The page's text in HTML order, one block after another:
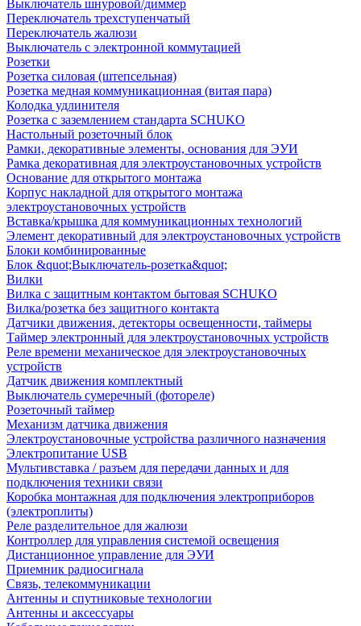
Выключатель шнуровой/диммер
Переключатель трехступенчатый
Переключатель жалюзи
Выключатель с электронной коммутацией
Розетки
Розетка силовая (штепсельная)
Розетка медная коммуникационная (витая пара)
Колодка удлинителя
Розетка с заземлением стандарта SCHUKO
Настольный розеточный блок
Рамки, декоративные элементы, основания для ЭУИ
Рамка декоративная для электроустановочных устройств
Основание для открытого монтажа
Корпус накладной для открытого монтажа
электроустановочных устройств
Вставка/крышка для коммуникационных технологий
Элемент декоративный для электроустановочных устройств
Блоки комбинированные
Блок &quot;Выключатель-розетка&quot;
Вилки
Вилка с защитным контактом бытовая SCHUKO
Вилка/розетка без защитного контакта
Датчики движения, детекторы освещенности, таймеры
Таймер электронный для электроустановочных устройств
Реле времени механическое для электроустановочных
устройств
Датчик движения комплектный
Выключатель сумеречный (фотореле)
Розеточный таймер
Механизм датчика движения
Электроустановочные устройства различного назначения
Электропитание USB
Мультивставка / разъем для передачи данных и для
подключения техники связи
Коробка монтажная для подключения электроприборов
(электроплиты)
Реле разделительное для жалюзи
Контроллер для управления системой освещения
Дистанционное управление для ЭУИ
Приемник радиосигнала
Связь, телекоммуникации
Антенны и спутниковые технологии
Антенны и аксессуары